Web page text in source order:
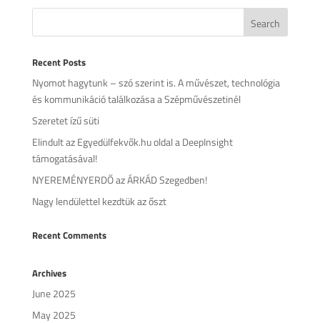
Recent Posts
Nyomot hagytunk – szó szerint is. A művészet, technológia
és kommunikáció találkozása a Szépművészetinél
Szeretet ízű süti
Elindult az Egyedülfekvők.hu oldal a DeepInsight
támogatásával!
NYEREMÉNYERDŐ az ÁRKÁD Szegedben!
Nagy lendülettel kezdtük az őszt
Recent Comments
Archives
June 2025
May 2025